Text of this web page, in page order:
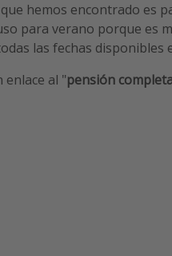
hemos encontrado es
para verano porque es
las fechas disponibles
enlace al "pensión